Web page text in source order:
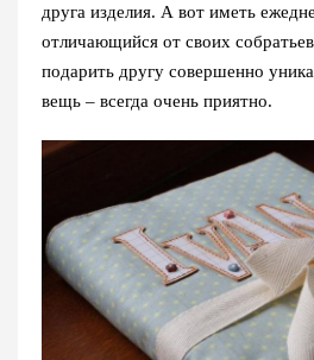
друга изделия. А вот иметь
отличающийся от своих
подарить другу совершенно
вещь – всегда очень приятно.